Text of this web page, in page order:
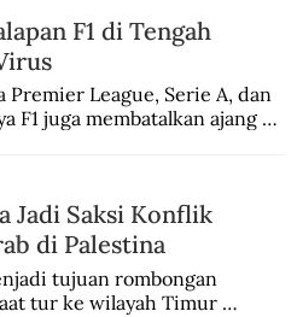
F1 di Tengah
Premier League, Serie A, dan
F1 juga membatalkan ajang
lampau.
Jadi Saksi Konflik
di Palestina
tujuan rombongan
tur ke wilayah Timur